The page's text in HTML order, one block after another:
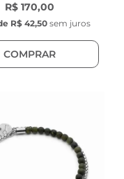
R$ 170,00
R$ 42,50 sem juros
COMPRAR